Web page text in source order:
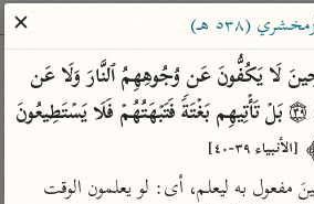
في نشر القرآن والعلم الشرعي
الباحث القرآني
علوم مصاحف معاجم
(٥٣٨ هـ)
✕
[الأنبياء ٣٩-٤٠]